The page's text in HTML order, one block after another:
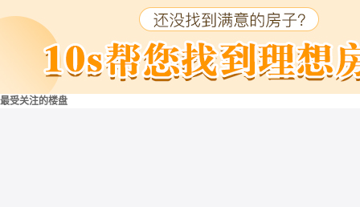
最受关注的楼盘